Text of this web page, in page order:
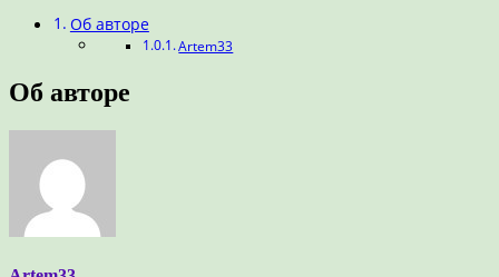
Об авторе
Artem33
Об авторе